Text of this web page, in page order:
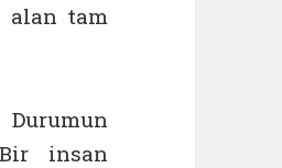
alan tam
insan